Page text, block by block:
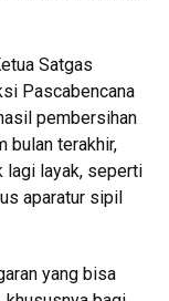
Satgas
Pascabencana
pembersihan
bulan terakhir,
lagi layak, seperti
aparatur sipil
yang bisa